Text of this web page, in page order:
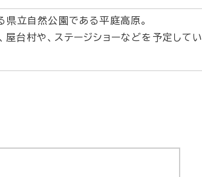
立自然公園である平庭高原。
台村や、ステージショーなどを予定してい